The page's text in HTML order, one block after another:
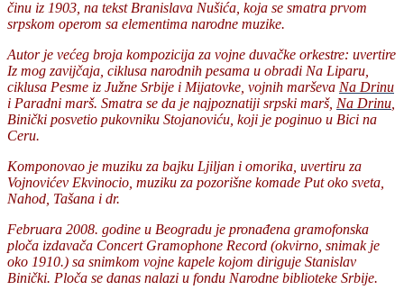
činu iz 1903, na tekst Branislava Nušića, koja se smatra prvom
srpskom operom sa elementima narodne muzike.
Autor je većeg broja kompozicija za vojne duvačke orkestre: uvertire
Iz mog zavijčaja, ciklusa narodnih pesama u obradi Na Liparu,
ciklusa Pesme iz Južne Srbije i Mijatovke, vojnih marševa Na Drinu
i Paradni marš. Smatra se da je najpoznatiji srpski marš, Na Drinu
Binički posvetio pukovniku Stojanoviću, koji je poginuo u Bici na
Ceru.
Komponovao je muziku za bajku Ljiljan i omorika, uvertiru za
Vojnovićev Ekvinocio, muziku za pozorišne komade Put oko sveta,
Nahod, Tašana i dr.
Februara 2008. godine u Beogradu je pronađena gramofonska
ploča izdavača Concert Gramophone Record (okvirno, snimak je
oko 1910.) sa snimkom vojne kapele kojom diriguje Stanislav
Binički. Ploča se danas nalazi u fondu Narodne biblioteke Srbije.